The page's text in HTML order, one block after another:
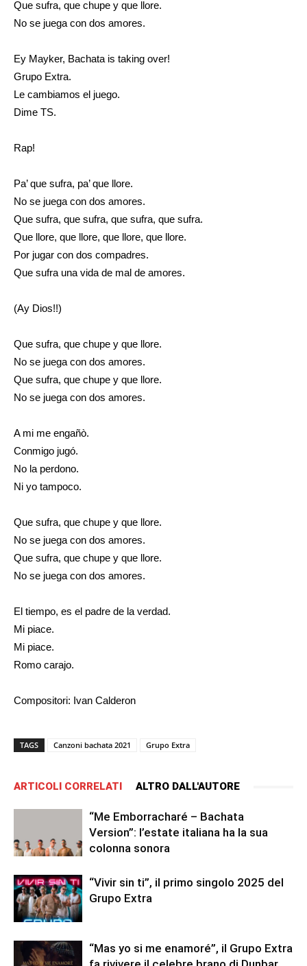
Que sufra, que chupe y que llore.
No se juega con dos amores.
Ey Mayker, Bachata is taking over!
Grupo Extra.
Le cambiamos el juego.
Dime TS.
Rap!
Pa’ que sufra, pa’ que llore.
No se juega con dos amores.
Que sufra, que sufra, que sufra, que sufra.
Que llore, que llore, que llore, que llore.
Por jugar con dos compadres.
Que sufra una vida de mal de amores.
(Ay Dios!!)
Que sufra, que chupe y que llore.
No se juega con dos amores.
Que sufra, que chupe y que llore.
No se juega con dos amores.
A mi me engañò.
Conmigo jugó.
No la perdono.
Ni yo tampoco.
Que sufra, que chupe y que llore.
No se juega con dos amores.
Que sufra, que chupe y que llore.
No se juega con dos amores.
El tiempo, es el padre de la verdad.
Mi piace.
Mi piace.
Romo carajo.
Compositori: Ivan Calderon
TAGS Canzoni bachata 2021 Grupo Extra
ARTICOLI CORRELATI ALTRO DALL'AUTORE
“Me Emborracharé – Bachata
Version”: l’estate italiana ha la sua
colonna sonora
“Vivir sin ti”, il primo singolo 2025 del
Grupo Extra
“Mas yo si me enamoré”, il Grupo Extra